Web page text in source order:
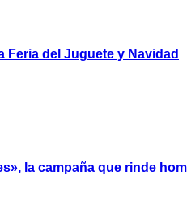
Feria del Juguete y Navidad
la campaña que rinde